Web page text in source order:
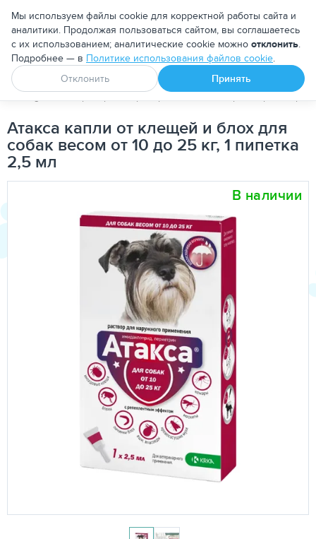
Москва
Апоквел Ветмедин От блох и клещей
PetDog Ветеринарные препараты Антипаразитарные
Атакса капли от клещей и блох для
собак весом от 10 до 25 кг, 1 пипетка
2,5 мл
В наличии
Мы используем файлы cookie для корректной работы сайта и
аналитики. Продолжая пользоваться сайтом, вы соглашаетесь
с их использованием; аналитические cookie можно отклонить.
Подробнее — в Политике использования файлов cookie.
Отклонить
Принять